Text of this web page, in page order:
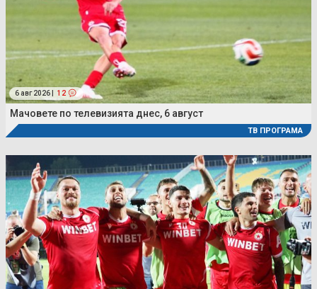
6 авг 2026 | 12
Мачовете по телевизията днес, 6 август
ТВ ПРОГРАМА